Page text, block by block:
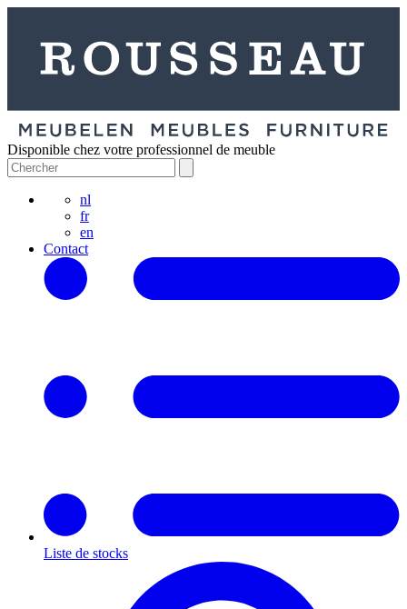
Disponible chez votre professionnel de meuble
nl
fr
en
Contact
Liste de stocks